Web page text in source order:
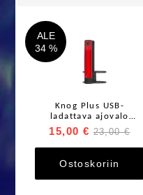
ALE
34 %
Knog Plus USB-
ladattava ajovalo
eteen/taakse
15,00 € 23,00 €
Ostoskoriin